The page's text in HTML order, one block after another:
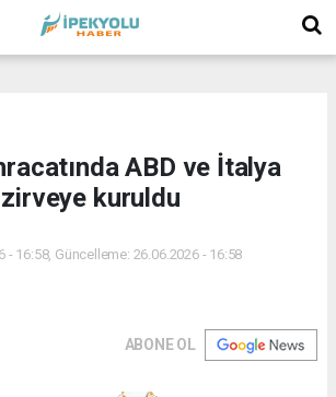
ABD ve İtalya
zirveye kuruldu
- 16:58, Güncelleme: 26.06.2026 - 16:58
ABONE OL